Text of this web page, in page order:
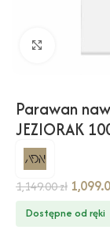
Parawan
JEZIORAK
1,149.00zł
Dostępne od ręki